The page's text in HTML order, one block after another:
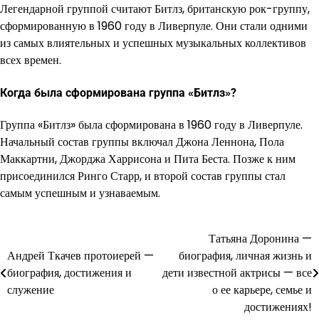
Легендарной группой считают Битлз, британскую рок-группу,
сформированную в 1960 году в Ливерпуле. Они стали одними
из самых влиятельных и успешных музыкальных коллективов
всех времен.
Когда была сформирована группа «Битлз»?
Группа «Битлз» была сформирована в 1960 году в Ливерпуле.
Начальный состав группы включал Джона Леннона, Пола
Маккартни, Джорджа Харрисона и Пита Беста. Позже к ним
присоединился Ринго Старр, и второй состав группы стал
самым успешным и узнаваемым.
по
записям
Андрей Ткачев протоиерей —
биография, достижения и
служение
Татьяна Доронина —
биография, личная жизнь и
дети известной актрисы — все
о ее карьере, семье и
достижениях!